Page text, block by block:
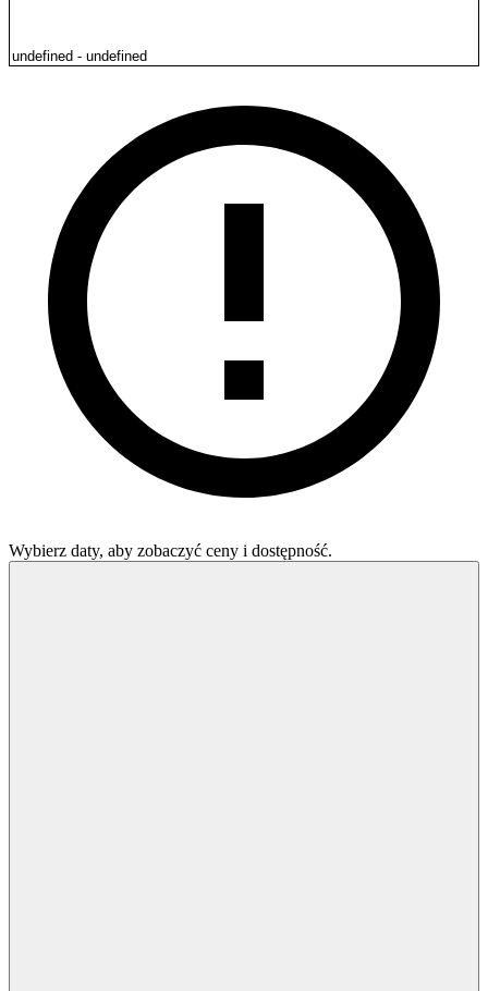
Wybierz daty, aby zobaczyć ceny i dostępność.